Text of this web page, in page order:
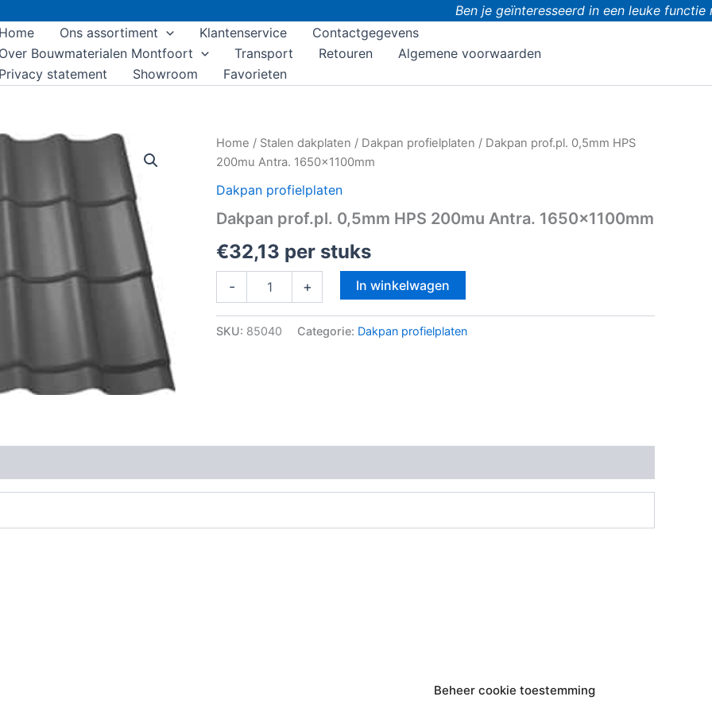
Beheer cookie toestemming
Ben je geïnteresseerd in een leuke
Home Ons assortiment Klantenservice
Contactgegevens
Over Bouwmaterialen Montfoort
Transport Retouren
Algemene voorwaarden
Privacy statement
Showroom Favorieten
Home / Stalen dakplaten / Dakpan profielplaten / Dakpan prof.pl. 0,5mm HPS
200mu Antra. 1650x1100mm
Dakpan profielplaten
Dakpan prof.pl. 0,5mm HPS 200mu Antra. 1650x1100mm
€32,13 per stuks
-
Dakpan
prof.pl.
HPS
Antra.
aantal
+ In winkelwagen
SKU: 85040 Categorie: Dakpan profielplaten